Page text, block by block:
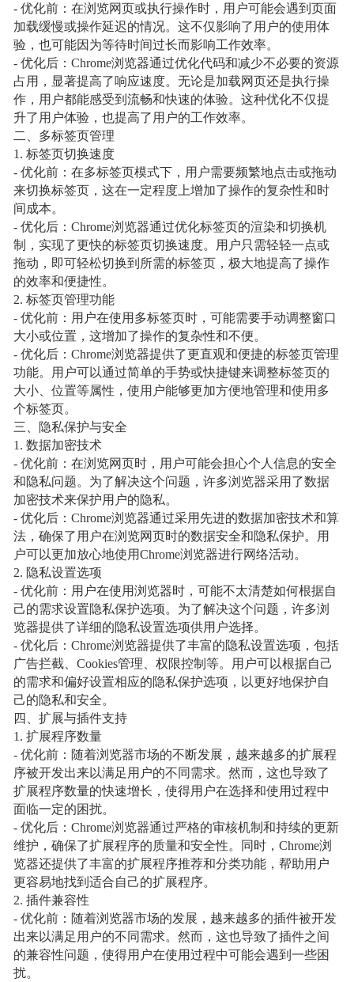
- 优化前：在浏览网页或执行操作时，用户可能会遇到页面
加载缓慢或操作延迟的情况。这不仅影响了用户的使用体
验，也可能因为等待时间过长而影响工作效率。
- 优化后：Chrome浏览器通过优化代码和减少不必要的资源
占用，显著提高了响应速度。无论是加载网页还是执行操
作，用户都能感受到流畅和快速的体验。这种优化不仅提
升了用户体验，也提高了用户的工作效率。
二、多标签页管理
1. 标签页切换速度
- 优化前：在多标签页模式下，用户需要频繁地点击或拖动
来切换标签页，这在一定程度上增加了操作的复杂性和时
间成本。
- 优化后：Chrome浏览器通过优化标签页的渲染和切换机
制，实现了更快的标签页切换速度。用户只需轻轻一点或
拖动，即可轻松切换到所需的标签页，极大地提高了操作
的效率和便捷性。
2. 标签页管理功能
- 优化前：用户在使用多标签页时，可能需要手动调整窗口
大小或位置，这增加了操作的复杂性和不便。
- 优化后：Chrome浏览器提供了更直观和便捷的标签页管理
功能。用户可以通过简单的手势或快捷键来调整标签页的
大小、位置等属性，使用户能够更加方便地管理和使用多
个标签页。
三、隐私保护与安全
1. 数据加密技术
- 优化前：在浏览网页时，用户可能会担心个人信息的安全
和隐私问题。为了解决这个问题，许多浏览器采用了数据
加密技术来保护用户的隐私。
- 优化后：Chrome浏览器通过采用先进的数据加密技术和算
法，确保了用户在浏览网页时的数据安全和隐私保护。用
户可以更加放心地使用Chrome浏览器进行网络活动。
2. 隐私设置选项
- 优化前：用户在使用浏览器时，可能不太清楚如何根据自
己的需求设置隐私保护选项。为了解决这个问题，许多浏
览器提供了详细的隐私设置选项供用户选择。
- 优化后：Chrome浏览器提供了丰富的隐私设置选项，包括
广告拦截、Cookies管理、权限控制等。用户可以根据自己
的需求和偏好设置相应的隐私保护选项，以更好地保护自
己的隐私和安全。
四、扩展与插件支持
1. 扩展程序数量
- 优化前：随着浏览器市场的不断发展，越来越多的扩展程
序被开发出来以满足用户的不同需求。然而，这也导致了
扩展程序数量的快速增长，使得用户在选择和使用过程中
面临一定的困扰。
- 优化后：Chrome浏览器通过严格的审核机制和持续的更新
维护，确保了扩展程序的质量和安全性。同时，Chrome浏
览器还提供了丰富的扩展程序推荐和分类功能，帮助用户
更容易地找到适合自己的扩展程序。
2. 插件兼容性
- 优化前：随着浏览器市场的发展，越来越多的插件被开发
出来以满足用户的不同需求。然而，这也导致了插件之间
的兼容性问题，使得用户在使用过程中可能会遇到一些困
扰。